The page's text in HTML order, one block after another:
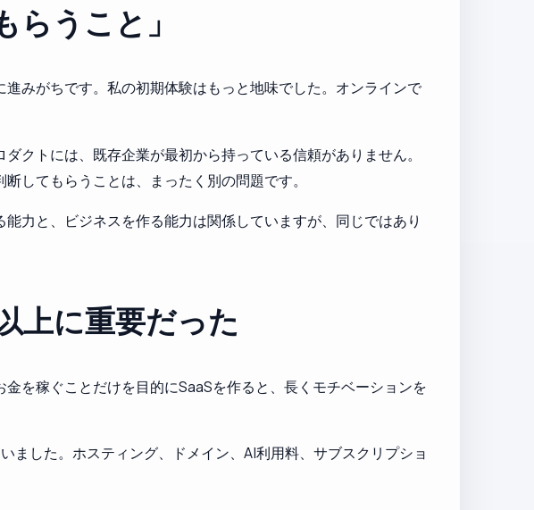
うこと」
みがちです。私の初期体験はもっと地味でした。オンラインで
クトには、既存企業が最初から持っている信頼がありません。
してもらうことは、まったく別の問題です。
力と、ビジネスを作る能力は関係していますが、同じではあり
上に重要だった
を稼ぐことだけを目的にSaaSを作ると、長くモチベーションを
した。ホスティング、ドメイン、AI利用料、サブスクリプショ